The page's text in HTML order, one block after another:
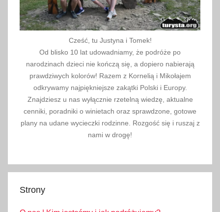
Cześć, tu Justyna i Tomek!
Od blisko 10 lat udowadniamy, że podróże po
narodzinach dzieci nie kończą się, a dopiero nabierają
prawdziwych kolorów! Razem z Kornelią i Mikołajem
odkrywamy najpiękniejsze zakątki Polski i Europy.
Znajdziesz u nas wyłącznie rzetelną wiedzę, aktualne
cenniki, poradniki o winietach oraz sprawdzone, gotowe
plany na udane wycieczki rodzinne. Rozgość się i ruszaj z
nami w drogę!
Strony